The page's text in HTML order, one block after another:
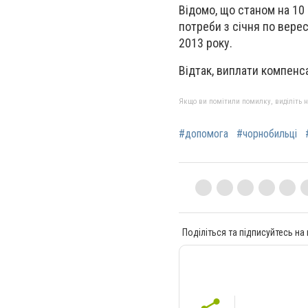
Відомо, що станом на 10
потреби з січня по
2013 року.
Відтак, виплати
Якщо ви помітили помилку, виділіть
#допомога #чорнобильці
Поділіться та підписуйтесь